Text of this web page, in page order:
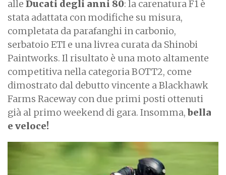
alle Ducati degli anni 80: la carenatura F1 è
stata adattata con modifiche su misura,
completata da parafanghi in carbonio,
serbatoio ETI e una livrea curata da Shinobi
Paintworks. Il risultato è una moto altamente
competitiva nella categoria BOTT2, come
dimostrato dal debutto vincente a Blackhawk
Farms Raceway con due primi posti ottenuti
già al primo weekend di gara. Insomma,bella
e veloce!